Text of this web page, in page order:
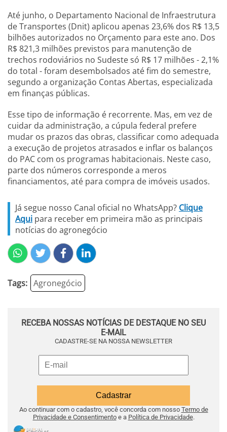
Até junho, o Departamento Nacional de Infraestrutura
de Transportes (Dnit) aplicou apenas 23,6% dos R$ 13,5
bilhões autorizados no Orçamento para este ano. Dos
R$ 821,3 milhões previstos para manutenção de
trechos rodoviários no Sudeste só R$ 17 milhões - 2,1%
do total - foram desembolsados até fim do semestre,
segundo a organização Contas Abertas, especializada
em finanças públicas.
Esse tipo de informação é recorrente. Mas, em vez de
cuidar da administração, a cúpula federal prefere
mudar os prazos das obras, classificar como adequada
a execução de projetos atrasados e inflar os balanços
do PAC com os programas habitacionais. Neste caso,
parte dos números corresponde a meros
financiamentos, até para compra de imóveis usados.
Já segue nosso Canal oficial no WhatsApp? Clique
Aqui para receber em primeira mão as principais
notícias do agronegócio
Tags: Agronegócio
RECEBA NOSSAS NOTÍCIAS DE DESTAQUE NO SEU
E-MAIL
CADASTRE-SE NA NOSSA NEWSLETTER
Ao continuar com o cadastro, você concorda com nosso Termo de
Privacidade e Consentimentoe a Política de Privacidade.